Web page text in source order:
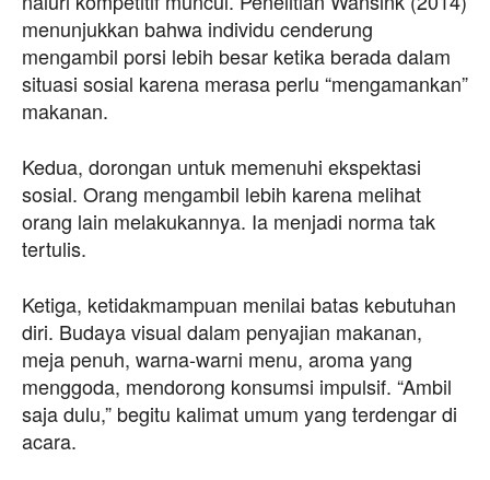
menunjukkan bahwa individu cenderung
mengambil porsi lebih besar ketika berada dalam
situasi sosial karena merasa perlu “mengamankan”
makanan.
Kedua, dorongan untuk memenuhi ekspektasi
sosial. Orang mengambil lebih karena melihat
orang lain melakukannya. Ia menjadi norma tak
tertulis.
Ketiga, ketidakmampuan menilai batas kebutuhan
diri. Budaya visual dalam penyajian makanan,
meja penuh, warna-warni menu, aroma yang
menggoda, mendorong konsumsi impulsif. “Ambil
saja dulu,” begitu kalimat umum yang terdengar di
acara.